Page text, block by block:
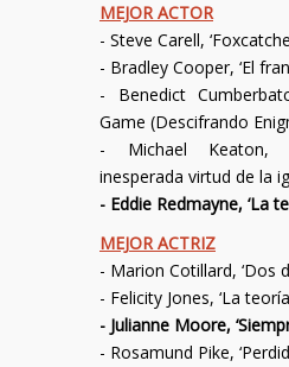
MEJOR ACTOR
- Steve Carell, ‘
- Bradley Cooper, ‘El
- Benedict
Game (Descifrando
- Michael Keaton,
inesperada virtud de la
- Eddie Redmayne, ‘La
MEJOR ACTRIZ
- Marion Cotillard, ‘Dos
- Felicity Jones, ‘La
- Julianne Moore, ‘
- Rosamund Pike, ‘